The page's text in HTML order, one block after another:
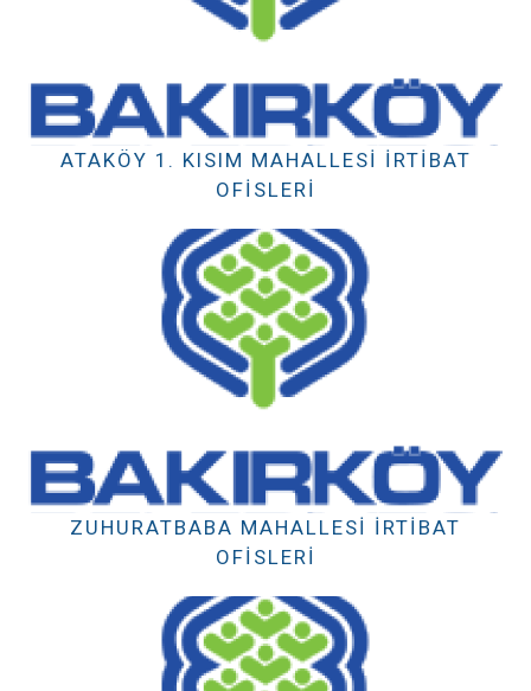
ATAKÖY 1. KISIM MAHALLESI İRTIBAT
OFISLERI
ZUHURATBABA MAHALLESI İRTIBAT
OFISLERI